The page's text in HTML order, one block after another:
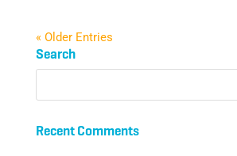
« Older Entries
Search
Recent Comments